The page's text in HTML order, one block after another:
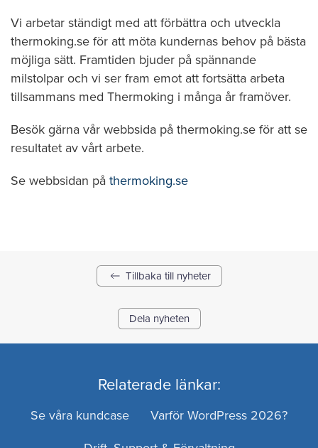
Vi arbetar ständigt med att förbättra och utveckla
thermoking.se för att möta kundernas behov på bästa
möjliga sätt. Framtiden bjuder på spännande
milstolpar och vi ser fram emot att fortsätta arbeta
tillsammans med Thermoking i många år framöver.
Besök gärna vår webbsida på thermoking.se för att se
resultatet av vårt arbete.
Se webbsidan på thermoking.se
Tillbaka till nyheter
Dela nyheten
Relaterade länkar:
Se våra kundcase
Varför WordPress 2026?